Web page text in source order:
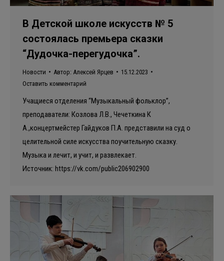
В Детской школе искусств № 5
состоялась премьера сказки
“Дудочка-перегудочка”.
Новости Автор: Алексей Ярцев
15.12.2023
Оставить комментарий
Учащиеся отделения “Музыкальный фольклор”,
преподаватели: Козлова Л.В., Чечеткина К
А.,концертмейстер Гайдуков П.А. представили на суд о
целительной силе искусства поучительную сказку.
Музыка и лечит, и учит, и развлекает.
Источник: https://vk.com/public206902900